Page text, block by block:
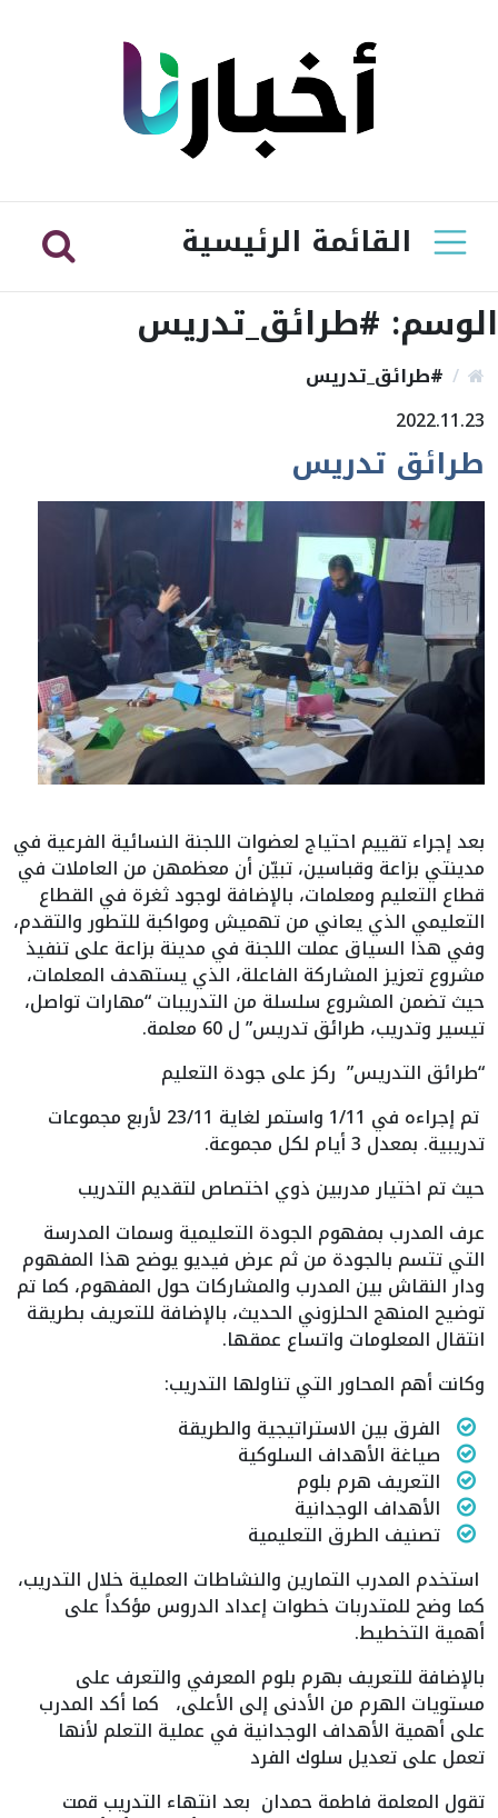
القائمة الرئيسية
الوسم: #طرائق_تدريس
#طرائق_تدريس
2022.11.23
طرائق تدريس
بعد إجراء تقييم احتياج لعضوات اللجنة النسائية الفرعية في
مدينتي بزاعة وقباسين، تبيّن أن معظمهن من العاملات في
قطاع التعليم ومعلمات، بالإضافة لوجود ثغرة في القطاع
التعليمي الذي يعاني من تهميش ومواكبة للتطور والتقدم،
وفي هذا السياق عملت اللجنة في مدينة بزاعة على تنفيذ
مشروع تعزيز المشاركة الفاعلة، الذي يستهدف المعلمات،
حيث تضمن المشروع سلسلة من التدريبات “مهارات تواصل،
تيسير وتدريب، طرائق تدريس” ل 60 معلمة.
“طرائق التدريس” ركز على جودة التعليم
تم إجراءه في 1/11 واستمر لغاية 23/11 لأربع مجموعات
تدريبية. بمعدل 3 أيام لكل مجموعة.
حيث تم اختيار مدربين ذوي اختصاص لتقديم التدريب
عرف المدرب بمفهوم الجودة التعليمية وسمات المدرسة
التي تتسم بالجودة من ثم عرض فيديو يوضح هذا المفهوم
ودار النقاش بين المدرب والمشاركات حول المفهوم، كما تم
توضيح المنهج الحلزوني الحديث، بالإضافة للتعريف بطريقة
انتقال المعلومات واتساع عمقها.
وكانت أهم المحاور التي تناولها التدريب:
الفرق بين الاستراتيجية والطريقة
صياغة الأهداف السلوكية
التعريف هرم بلوم
الأهداف الوجدانية
تصنيف الطرق التعليمية
استخدم المدرب التمارين والنشاطات العملية خلال التدريب،
كما وضح للمتدربات خطوات إعداد الدروس مؤكداً على
أهمية التخطيط.
بالإضافة للتعريف بهرم بلوم المعرفي والتعرف على
مستويات الهرم من الأدنى إلى الأعلى، كما أكد المدرب
على أهمية الأهداف الوجدانية في عملية التعلم لأنها
تعمل على تعديل سلوك الفرد
تقول المعلمة فاطمة حمدان بعد انتهاء التدريب قمت